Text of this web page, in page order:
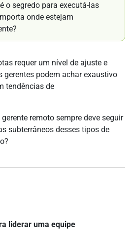
o segredo para executá-las
onde estejam
requer um nível de ajuste e
gerentes podem achar exaustivo
tendências de
remoto sempre deve seguir
subterrâneos desses tipos de
liderar uma equipe